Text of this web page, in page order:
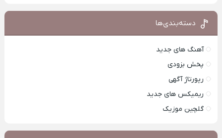
دسته‌بندی‌ها
آهنگ های جدید
پخش بزودی
رپورتاژ آگهی
ریمیکس های جدید
گلچین موزیک